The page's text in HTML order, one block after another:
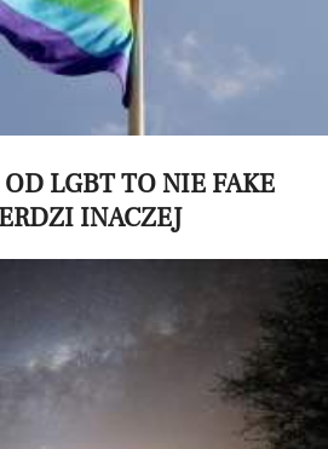
LGBT TO NIE FAKE
INACZEJ